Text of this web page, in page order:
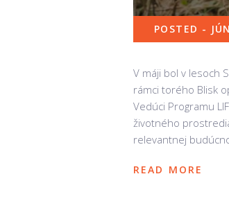
POSTED -
V máji bol v lesoch
rámci torého Blisk
Vedúci Programu
životného
relevantnej
READ MORE